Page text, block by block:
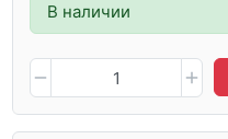
В наличии